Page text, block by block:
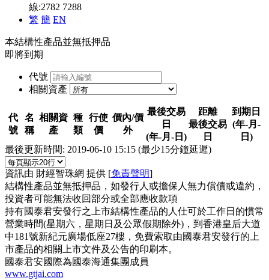
線:2782 7288
繁 簡 EN
本結構性產品並無抵押品
即將到期
代號
相關資產
代
號
名
稱
相關資
產
種
類
行使
價
價內/價
外
最後交易
日
(年-月-日)
距離
最後交易
日
到期日
(年-月-
日)
最後更新時間: 2019-06-10 15:15 (最少15分鐘延遲)
資訊由 財經智珠網 提供 [免責聲明]
結構性產品並無抵押品，如發行人或擔保人無力償債或違約，
投資者可能無法收回部分或全部應收款項
持有國泰君安發行之上市結構性產品的人仕可於工作日的慣常
營業時間(星期六，星期日及公眾假期除外)，到香港皇后大道
中181號新紀元廣場低座27樓，免費索取由國泰君安發行的上
市產品的相關上市文件及公告的印刷本。
國泰君安國際為國泰海通集團成員
www.gtjai.com